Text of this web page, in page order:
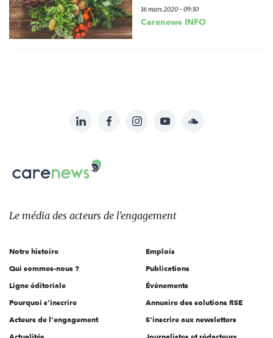
16 mars 2020 - 09:30
Carenews INFO
sur:
LinkedInFacebookInstagramYouTubeSoundcloud
Carenews,
Le
des
l'engagement
Le média des acteurs de l'engagement
Notre histoire
Qui sommes-nous ?
Ligne éditoriale
Pourquoi s'inscrire
Acteurs de l'engagement
Emplois
Publications
Évènements
Annuaire des solutions RSE
S'inscrire aux newsletters